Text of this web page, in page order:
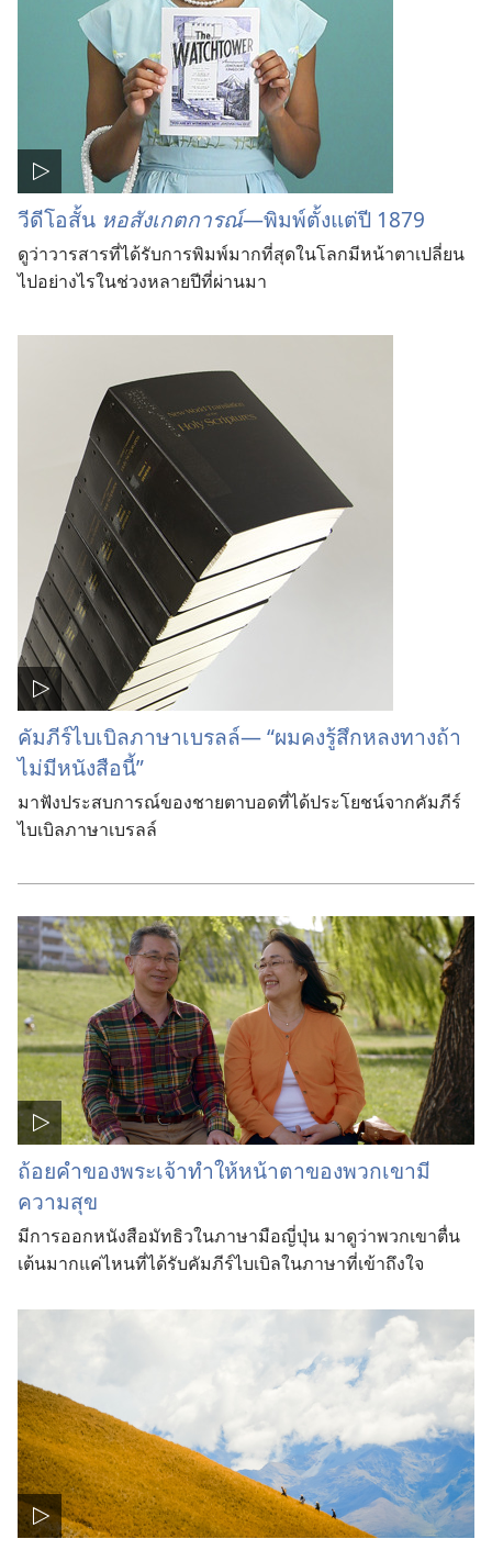
วีดีโอสั้น หอสังเกตการณ์—พิมพ์ตั้งแต่ปี 1879
ดูว่าวารสารที่ได้รับการพิมพ์มากที่สุดในโลกมีหน้าตาเปลี่ยน
ไปอย่างไรในช่วงหลายปีที่ผ่านมา
คัมภีร์ไบเบิลภาษาเบรลล์— “ผมคงรู้สึกหลงทางถ้า
ไม่มีหนังสือนี้”
มาฟังประสบการณ์ของชายตาบอดที่ได้ประโยชน์จากคัมภีร์
ไบเบิลภาษาเบรลล์
ถ้อยคำของพระเจ้าทำให้หน้าตาของพวกเขามี
ความสุข
มีการออกหนังสือมัทธิวในภาษามือญี่ปุ่น มาดูว่าพวกเขาตื่น
เต้นมากแค่ไหนที่ได้รับคัมภีร์ไบเบิลในภาษาที่เข้าถึงใจ